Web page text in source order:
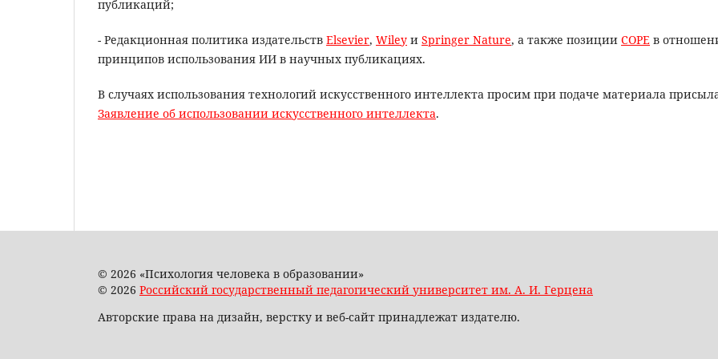
публикаций;
- Редакционная политика издательств Elsevier, Wiley и Springer Nature, а также позиции COPE в
принципов использования ИИ в научных публикациях.
В случаях использования технологий искусственного интеллекта просим при подаче материала
Заявление об использовании искусственного интеллекта.
© 2026 «Психология человека в образовании»
© 2026 Российский государственный педагогический университет им. А. И. Герцена
Авторские права на дизайн, верстку и веб-сайт принадлежат издателю.